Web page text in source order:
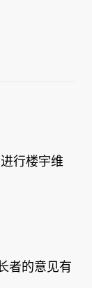
行楼宇维
者的意见有